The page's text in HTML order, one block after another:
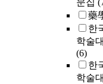
문집
藥
한
학술
(6)
한
학술